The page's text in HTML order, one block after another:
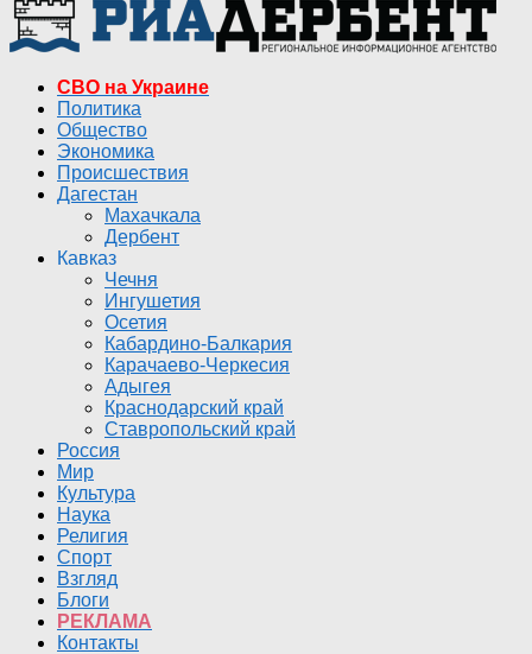
СВО на Украине
Политика
Общество
Экономика
Происшествия
Дагестан
Махачкала
Дербент
Кавказ
Чечня
Ингушетия
Осетия
Кабардино-Балкария
Карачаево-Черкесия
Адыгея
Краснодарский край
Ставропольский край
Россия
Мир
Культура
Наука
Религия
Спорт
Взгляд
Блоги
РЕКЛАМА
Контакты